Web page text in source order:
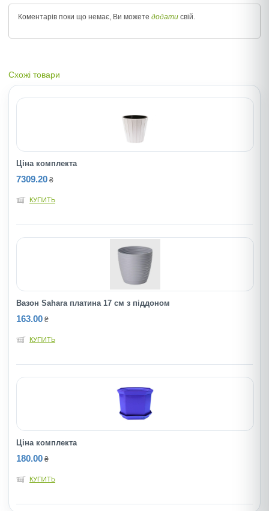
Коментарів поки що немає, Ви можете додати свій.
Схожі товари
Ціна комплекта
7309.20 ₴
КУПИТЬ
Вазон Sahara платина 17 см з піддоном
163.00 ₴
КУПИТЬ
Ціна комплекта
180.00 ₴
КУПИТЬ